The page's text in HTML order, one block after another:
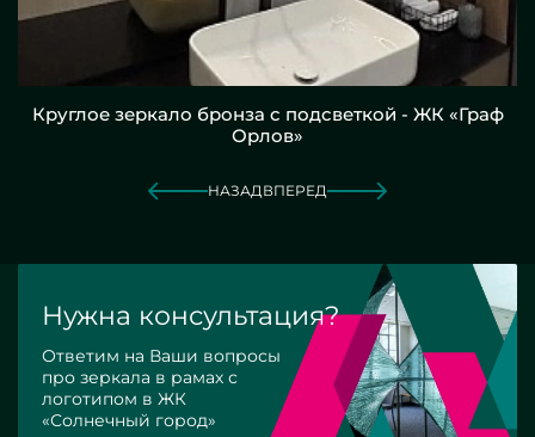
Круглое зеркало бронза с подсветкой - ЖК «Граф
Орлов»
НАЗАДВПЕРЕД
Нужна консультация?
Ответим на Ваши вопросы
про зеркала в рамах с
логотипом в ЖК
«Солнечный город»